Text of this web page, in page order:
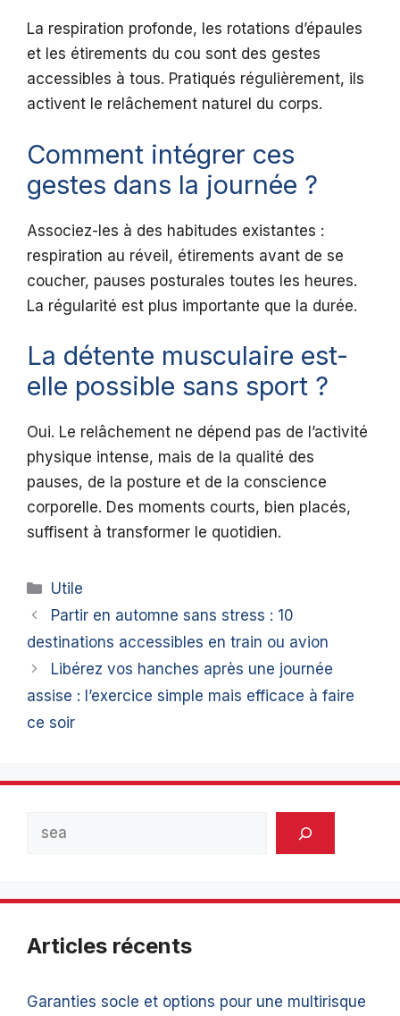
La respiration profonde, les rotations d’épaules
et les étirements du cou sont des gestes
accessibles à tous. Pratiqués régulièrement, ils
activent le relâchement naturel du corps.
Comment intégrer ces
gestes dans la journée ?
Associez-les à des habitudes existantes :
respiration au réveil, étirements avant de se
coucher, pauses posturales toutes les heures.
La régularité est plus importante que la durée.
La détente musculaire est-
elle possible sans sport ?
Oui. Le relâchement ne dépend pas de l’activité
physique intense, mais de la qualité des
pauses, de la posture et de la conscience
corporelle. Des moments courts, bien placés,
suffisent à transformer le quotidien.
Catégories
Utile
Partir en automne sans stress : 10
destinations accessibles en train ou avion
Libérez vos hanches après une journée
assise : l’exercice simple mais efficace à faire
ce soir
Articles récents
Garanties socle et options pour une multirisque